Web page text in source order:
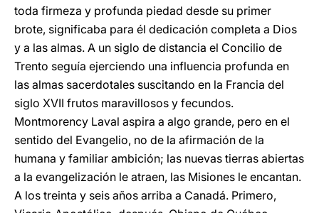
toda firmeza y profunda piedad desde su primer
brote, significaba para él dedicación completa a Dios
y a las almas. A un siglo de distancia el Concilio de
Trento seguía ejerciendo una influencia profunda en
las almas sacerdotales suscitando en la Francia del
siglo XVII frutos maravillosos y fecundos.
Montmorency Laval aspira a algo grande, pero en el
sentido del Evangelio, no de la afirmación de la
humana y familiar ambición; las nuevas tierras abiertas
a la evangelización le atraen, las Misiones le encantan.
A los treinta y seis años arriba a Canadá. Primero,